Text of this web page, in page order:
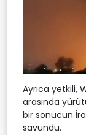
Ayrıca yetkili,
arasında
bir sonucun
savundu.